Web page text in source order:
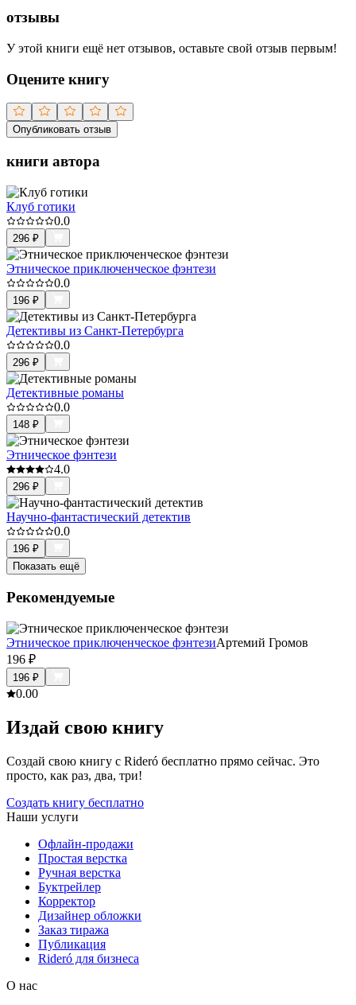
отзывы
У этой книги ещё нет отзывов, оставьте свой отзыв первым!
Оцените книгу
Опубликовать отзыв
книги автора
Клуб готики
0.0
296 ₽
Этническое приключенческое фэнтези
0.0
196 ₽
Детективы из Санкт-Петербурга
0.0
296 ₽
Детективные романы
0.0
148 ₽
Этническое фэнтези
4.0
296 ₽
Научно-фантастический детектив
0.0
196 ₽
Показать ещё
Рекомендуемые
Этническое приключенческое фэнтезиАртемий Громов
196 ₽
196 ₽
0.00
Издай свою книгу
Создай свою книгу с Rideró бесплатно прямо сейчас. Это
просто, как раз, два, три!
Создать книгу бесплатно
Наши услуги
Офлайн-продажи
Простая верстка
Ручная верстка
Буктрейлер
Корректор
Дизайнер обложки
Заказ тиража
Публикация
Rideró для бизнеса
О нас